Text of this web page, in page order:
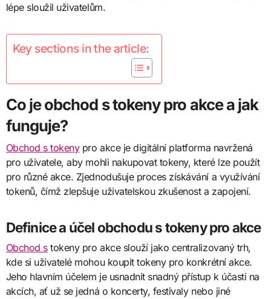
lépe sloužil uživatelům.
Key sections in the article:
Co je obchod s tokeny pro akce a jak
funguje?
Obchod s tokenypro akce je digitální platforma navržená
pro uživatele, aby mohli nakupovat tokeny, které lze použít
pro různé akce. Zjednodušuje proces získávání a využívání
tokenů, čímž zlepšuje uživatelskou zkušenost a zapojení.
Definice a účel obchodu s tokeny pro akce
Obchod stokeny pro akce slouží jako centralizovaný trh,
kde si uživatelé mohou koupit tokeny pro konkrétní akce.
Jeho hlavním účelem je usnadnit snadný přístup k účasti na
akcích, ať už se jedná o koncerty, festivaly nebo jiné